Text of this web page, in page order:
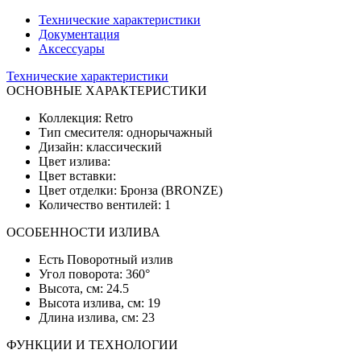
Технические характеристики
Документация
Аксессуары
Технические характеристики
ОСНОВНЫЕ ХАРАКТЕРИСТИКИ
Коллекция: Retro
Тип смесителя: однорычажный
Дизайн: классический
Цвет излива:
Цвет вставки:
Цвет отделки: Бронза (BRONZE)
Количество вентилей: 1
ОСОБЕННОСТИ ИЗЛИВА
Есть Поворотный излив
Угол поворота: 360°
Высота, см: 24.5
Высота излива, см: 19
Длина излива, см: 23
ФУНКЦИИ И ТЕХНОЛОГИИ